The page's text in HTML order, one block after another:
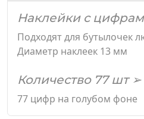
Наклейки с
Подходят для бутылочек
Диаметр наклеек 13 мм
Количество 77 шт ➢
77 цифр на голубом фоне